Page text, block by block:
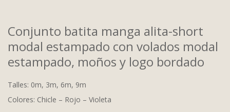
Conjunto batita manga alita-short
modal estampado con volados modal
estampado, moños y logo bordado
Talles: 0m, 3m, 6m, 9m
Colores: Chicle – Rojo – Violeta